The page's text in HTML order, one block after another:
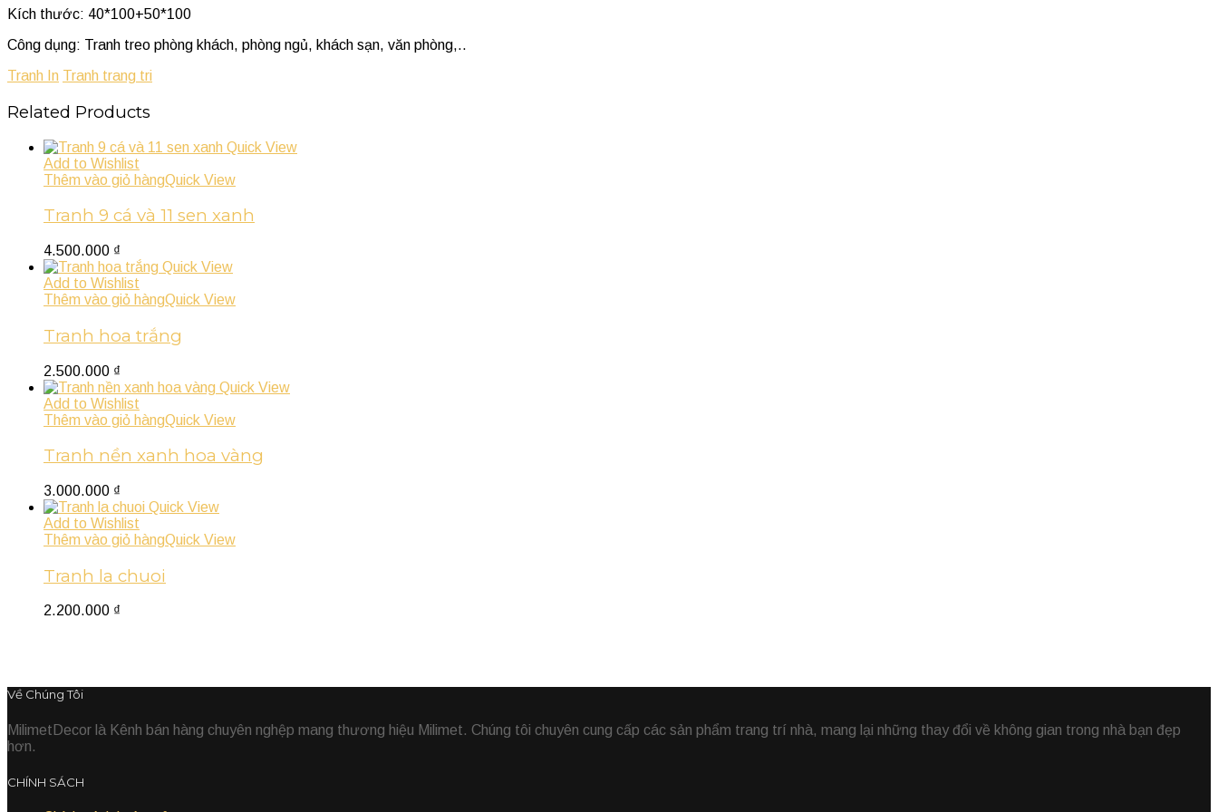
Kích thước: 40*100+50*100
Công dụng: Tranh treo phòng khách, phòng ngủ, khách sạn, văn phòng,..
Tranh In Tranh trang tri
Related Products
Quick View
Add to Wishlist
Thêm vào giỏ hàngQuick View
Tranh 9 cá và 11 sen xanh
4.500.000 ₫
Quick View
Add to Wishlist
Thêm vào giỏ hàngQuick View
Tranh hoa trắng
2.500.000 ₫
Quick View
Add to Wishlist
Thêm vào giỏ hàngQuick View
Tranh nền xanh hoa vàng
3.000.000 ₫
Quick View
Add to Wishlist
Thêm vào giỏ hàngQuick View
Tranh la chuoi
2.200.000 ₫
Về Chúng Tôi
MilimetDecor là Kênh bán hàng chuyên nghệp mang thương hiệu Milimet. Chúng tôi chuyên cung cấp các sản phẩm trang trí nhà, mang lại những thay đổi về không gian trong nhà bạn đẹp
hơn.
CHÍNH SÁCH